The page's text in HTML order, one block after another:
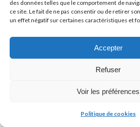
des données telles que le comportement de
ce site. Le fait de ne pas consentir ou de retirer
un effet négatif sur certaines caractéristiques et
Accepter
Refuser
Voir les préférences
Politique de cookies
recherche sociale
(SRSA) invitent les
professionnelle, les
éducatrices, les
conseillères d’orientation
autre personne
nationale.
Cette enquête